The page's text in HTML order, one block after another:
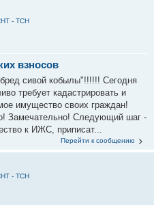
- ТСН
взносов
сивой кобылы"!!!!!! Сегодня
требует кадастрировать и
имущество своих граждан!
Замечательно! Следующий шаг -
к ИЖС, приписат...
Перейти к сообщению
- ТСН